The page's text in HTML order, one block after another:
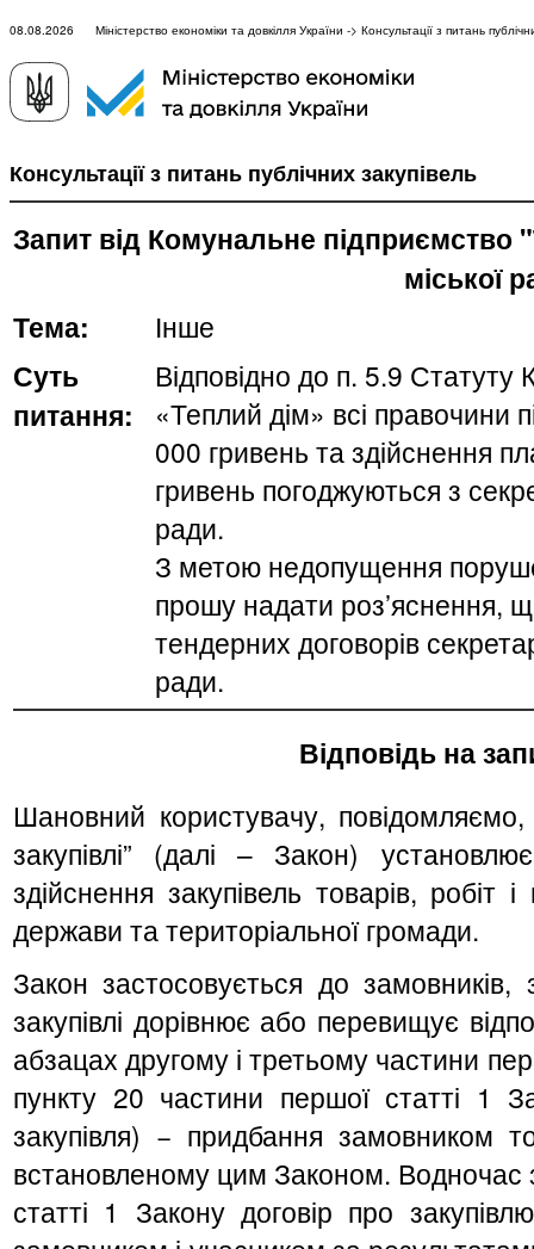
08.08.2026 Міністерство економіки та довкілля України -> Консультації з питань
Консультації з питань публічних закупівель
Запит від Комунальне підприємство
міської
Тема:
Інше
Суть
питання:
Відповідно до п. 5.9 Статуту
«Теплий дім» всі
000 гривень та здійснення
гривень погоджуються з
ради.
З метою недопущення
прошу надати роз’яснення,
тендерних договорів
ради.
Відповідь на
Шановний користувачу,
закупівлі” (далі – Закон)
здійснення закупівель товарів, робіт
держави та територіальної громади.
Закон застосовується до
закупівлі дорівнює або перевищує
абзацах другому і третьому частини
пункту 20 частини першої статті 1
закупівля) − придбання замовником
встановленому цим Законом. Водночас
статті 1 Закону договір про